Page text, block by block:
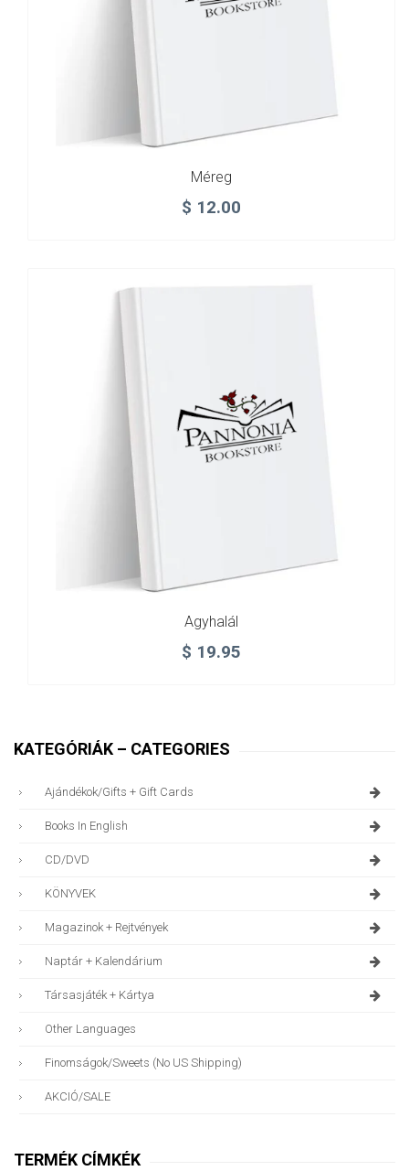
Méreg
$ 12.00
Agyhalál
$ 19.95
KATEGÓRIÁK – CATEGORIES
Ajándékok/gifts + Gift Cards
Books In English
CD/DVD
KÖNYVEK
Magazinok + Rejtvények
Naptár + Kalendárium
Társasjáték + Kártya
Other Languages
Finomságok/sweets (no US Shipping)
AKCIÓ/SALE
TERMÉK CÍMKÉK